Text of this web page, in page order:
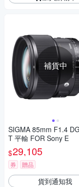
補貨中
SIGMA 85mm F1.4
T 平輸 FOR Sony E
$29,105
券 贈品
貨到通知我